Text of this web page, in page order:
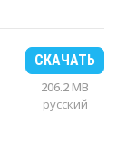
СКАЧАТЬ
206.2 MB
русский